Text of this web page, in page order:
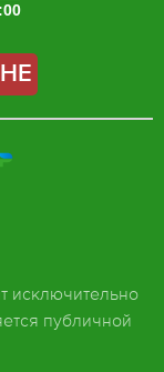
исключительно
публичной